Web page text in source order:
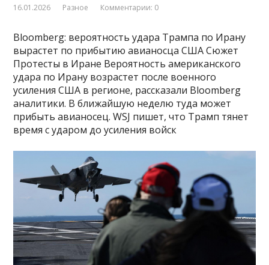
16.01.2026 Разное Комментарии: 0
Bloomberg: вероятность удара Трампа по Ирану
вырастет по прибытию авианосца США Сюжет
Протесты в Иране Вероятность американского
удара по Ирану возрастет после военного
усиления США в регионе, рассказали Bloomberg
аналитики. В ближайшую неделю туда может
прибыть авианосец. WSJ пишет, что Трамп тянет
время с ударом до усиления войск